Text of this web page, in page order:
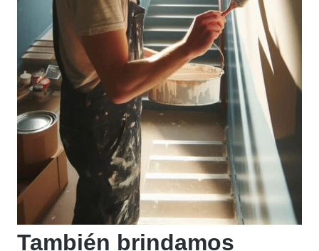
También brindamos